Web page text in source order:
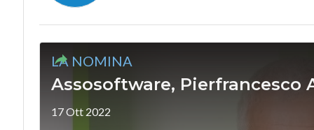
LA NOMINA
Assosoftware,
17 Ott 2022